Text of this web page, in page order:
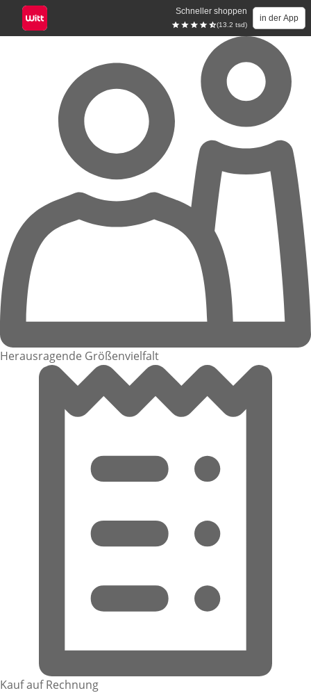
Schneller shoppen
(13.2 tsd)
in der App
Herausragende Größenvielfalt
Kauf auf Rechnung